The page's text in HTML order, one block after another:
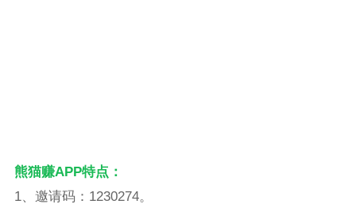
熊猫赚APP特点：
1、邀请码：1230274。